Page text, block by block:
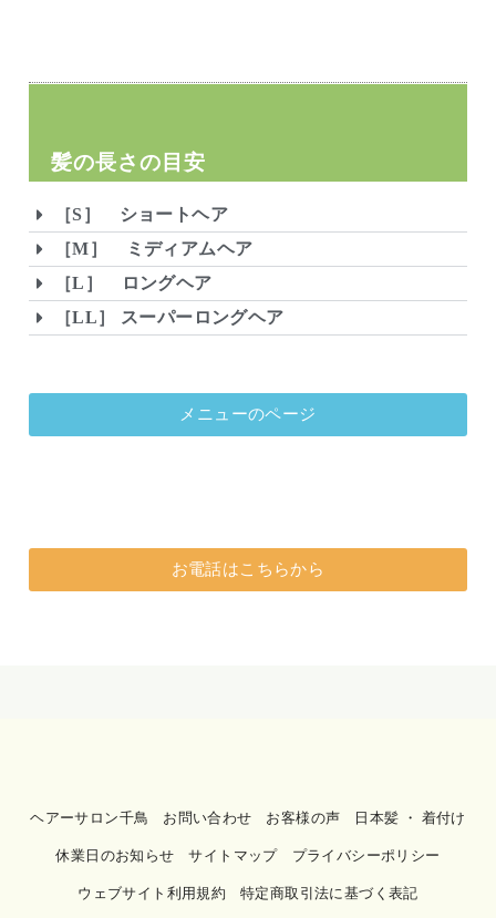
髪の長さの目安
［S］ ショートヘア
［M］ ミディアムヘア
［L］ ロングヘア
［LL］ スーパーロングヘア
メニューのページ
お電話はこちらから
ヘアーサロン千鳥 お問い合わせ お客様の声 日本髪 ・ 着付け
休業日のお知らせ サイトマップ プライバシーポリシー
ウェブサイト利用規約 特定商取引法に基づく表記